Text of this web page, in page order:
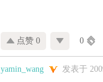
点赞 0 0
yamin_wang 发表于